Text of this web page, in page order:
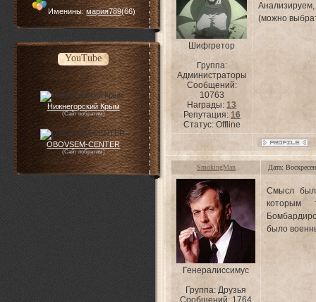
Именины:мария789(66)
YouTube
Нижнегорский Крым
(Сайт побратим)
OBOVSEM-CENTER
(Сайт побратим)
Шифгретор
Группа:
Администраторы
Сообщений:
10763
Награды:13
Репутация: 16
Статус: Offline
(можно
SmokingMan Дата:
Генералиссимус
Группа: Друзья
Сообщений: 1764
Смысл был
которым
было